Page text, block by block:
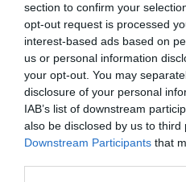
section to confirm your
opt-out request is processed
interest-based ads based on
us or personal information
your opt-out. You may
disclosure of your personal
IAB’s list of downstream
also be disclosed by us to third
Downstream Participants that
Índex2P
Compartir